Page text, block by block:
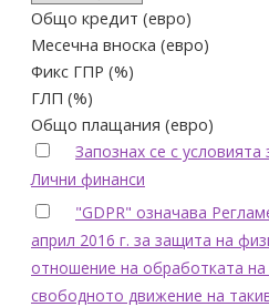
Общо кредит (евро)
Месечна вноска (евро)
Фикс ГПР (%)
ГЛП (%)
Общо плащания (евро)
Запознах се с
Лични финанси
"GDPR" означава
април 2016 г. за защита на
отношение на обработката на
свободното движение на